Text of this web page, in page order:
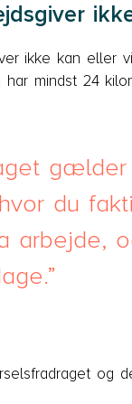
ikke kan eller
mindst 24
gælder
du
arbejde,
og